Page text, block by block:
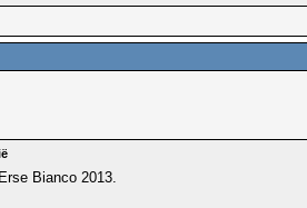
Bianco 2013.